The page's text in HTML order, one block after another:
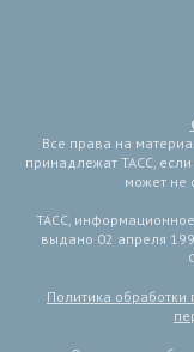
Все права на
принадлежат ТАСС,
может не
ТАСС,
выдано 02 апреля
Политика